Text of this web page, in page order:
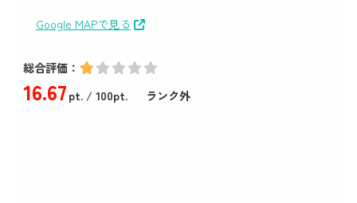
Google MAPで見る
総合評価：
16.67pt./ 100pt. ランク外